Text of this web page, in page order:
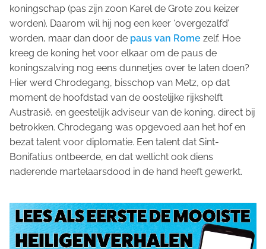
koningschap (pas zijn zoon Karel de Grote zou keizer
worden). Daarom wil hij nog een keer ‘overgezalfd’
worden, maar dan door de paus van Rome zelf. Hoe
kreeg de koning het voor elkaar om de paus de
koningszalving nog eens dunnetjes over te laten doen?
Hier werd Chrodegang, bisschop van Metz, op dat
moment de hoofdstad van de oostelijke rijkshelft
Austrasië, en geestelijk adviseur van de koning, direct bij
betrokken. Chrodegang was opgevoed aan het hof en
bezat talent voor diplomatie. Een talent dat Sint-
Bonifatius ontbeerde, en dat wellicht ook diens
naderende martelaarsdood in de hand heeft gewerkt.